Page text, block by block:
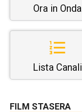
Ora in Onda
Lista Canali
FILM STASERA